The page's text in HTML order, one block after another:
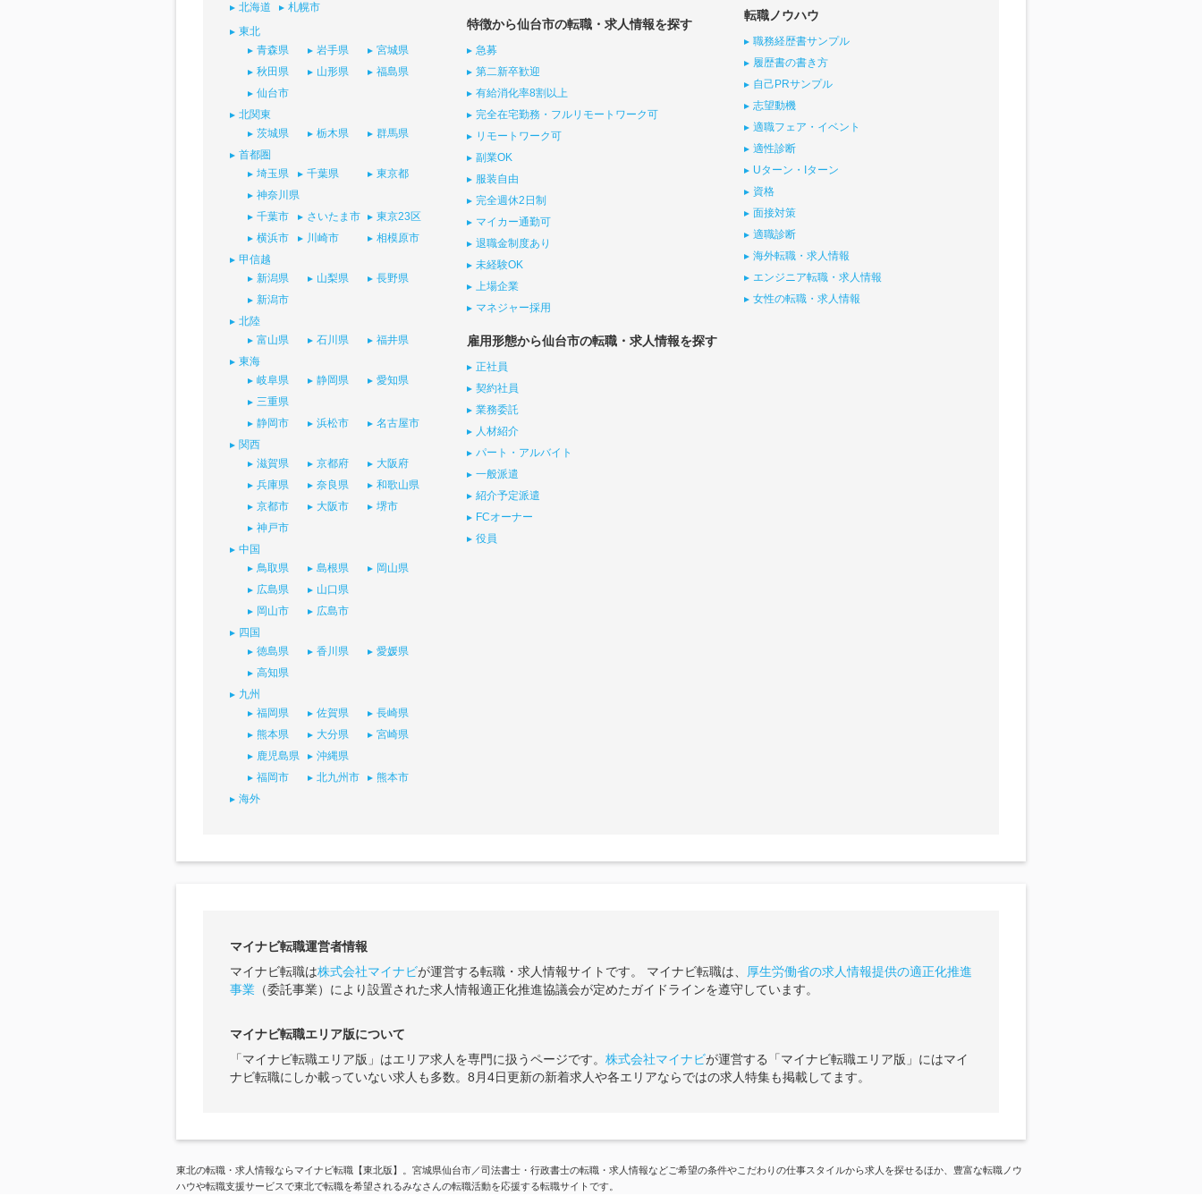
北海道
札幌市
東北
青森県
岩手県
宮城県
秋田県
山形県
福島県
仙台市
北関東
茨城県
栃木県
群馬県
首都圏
埼玉県
千葉県
東京都
神奈川県
千葉市
さいたま市
東京23区
横浜市
川崎市
相模原市
甲信越
新潟県
山梨県
長野県
新潟市
北陸
富山県
石川県
福井県
東海
岐阜県
静岡県
愛知県
三重県
静岡市
浜松市
名古屋市
関西
滋賀県
京都府
大阪府
兵庫県
奈良県
和歌山県
京都市
大阪市
堺市
神戸市
中国
鳥取県
島根県
岡山県
広島県
山口県
岡山市
広島市
四国
徳島県
香川県
愛媛県
高知県
九州
福岡県
佐賀県
長崎県
熊本県
大分県
宮崎県
鹿児島県
沖縄県
福岡市
北九州市
熊本市
海外
特徴から仙台市の転職・求人情報を探す
急募
第二新卒歓迎
有給消化率8割以上
完全在宅勤務・フルリモートワーク可
リモートワーク可
副業OK
服装自由
完全週休2日制
マイカー通勤可
退職金制度あり
未経験OK
上場企業
マネジャー採用
雇用形態から仙台市の転職・求人情報を探す
正社員
契約社員
業務委託
人材紹介
パート・アルバイト
一般派遣
紹介予定派遣
FCオーナー
役員
転職ノウハウ
職務経歴書サンプル
履歴書の書き方
自己PRサンプル
志望動機
適職フェア・イベント
適性診断
Uターン・Iターン
資格
面接対策
適職診断
海外転職・求人情報
エンジニア転職・求人情報
女性の転職・求人情報
マイナビ転職運営者情報
マイナビ転職は株式会社マイナビが運営する転職・求人情報サイトです。 マイナビ転職は、 厚生労働省の求人情報提供の適正化推進
事業 （委託事業）により設置された求人情報適正化推進協議会が定めたガイドラインを遵守しています。
マイナビ転職エリア版について
「マイナビ転職エリア版」はエリア求人を専門に扱うページです。 株式会社マイナビが運営する「マイナビ転職エリア版」にはマイ
ナビ転職にしか載っていない求人も多数。8月4日更新の新着求人や各エリアならではの求人特集も掲載してます。
東北の転職・求人情報ならマイナビ転職【東北版】。宮城県仙台市／司法書士・行政書士の転職・求人情報などご希望の条件やこだわりの仕事スタイルから求人を探せるほか、豊富な転職ノウ
ハウや転職支援サービスで東北で転職を希望されるみなさんの転職活動を応援する転職サイトです。